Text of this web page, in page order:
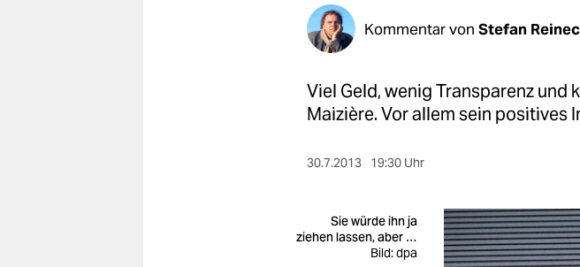
Kommentar von Stefan
Viel Geld, wenig Transparenz und
Maizière. Vor allem sein positives
30.7.2013 19:30 Uhr
Sie würde ihn ja
ziehen lassen, aber …
Bild: dpa